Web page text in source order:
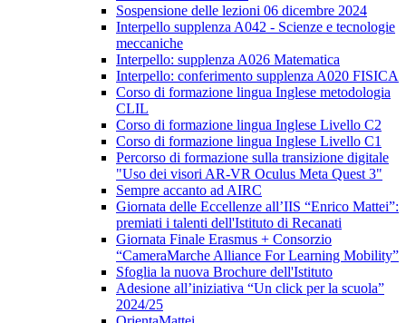
Sospensione delle lezioni 06 dicembre 2024
Interpello supplenza A042 - Scienze e tecnologie
meccaniche
Interpello: supplenza A026 Matematica
Interpello: conferimento supplenza A020 FISICA
Corso di formazione lingua Inglese metodologia
CLIL
Corso di formazione lingua Inglese Livello C2
Corso di formazione lingua Inglese Livello C1
Percorso di formazione sulla transizione digitale
"Uso dei visori AR-VR Oculus Meta Quest 3"
Sempre accanto ad AIRC
Giornata delle Eccellenze all’IIS “Enrico Mattei”:
premiati i talenti dell'Istituto di Recanati
Giornata Finale Erasmus + Consorzio
“CameraMarche Alliance For Learning Mobility”
Sfoglia la nuova Brochure dell'Istituto
Adesione all’iniziativa “Un click per la scuola”
2024/25